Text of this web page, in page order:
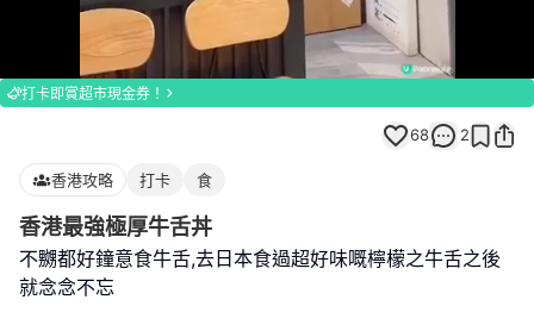
Loaded
100.00%
打卡即賞超市現金券！
68 2
香港攻略 打卡 食
香港最強極厚牛舌丼
不嬲都好鐘意食牛舌,去日本食過超好味嘅檸檬之牛舌之後
就念念不忘